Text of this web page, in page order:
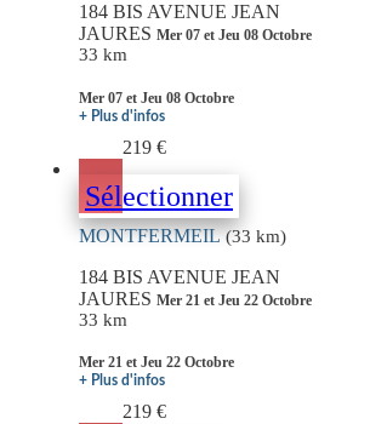
184 BIS AVENUE JEAN
JAURES Mer 07 et Jeu 08 Octobre
33 km
Mer 07 et Jeu 08 Octobre
+ Plus d'infos
219 €
Sélectionner
MONTFERMEIL(33 km)
184 BIS AVENUE JEAN
JAURES Mer 21 et Jeu 22 Octobre
33 km
Mer 21 et Jeu 22 Octobre
+ Plus d'infos
219 €